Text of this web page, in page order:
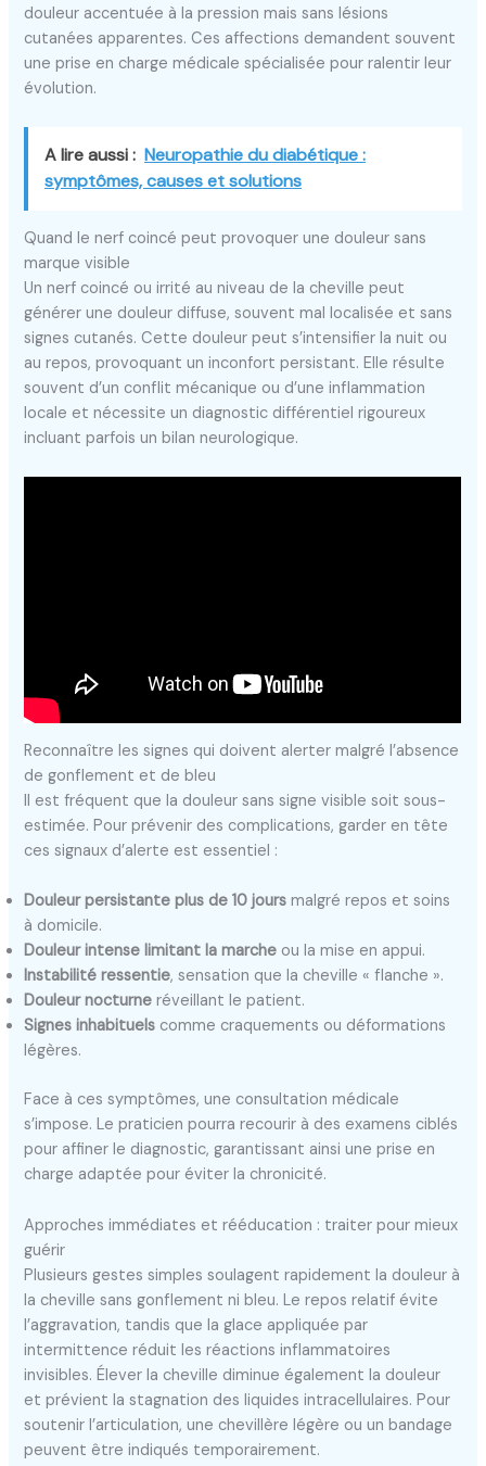
douleur accentuée à la pression mais sans lésions
cutanées apparentes. Ces affections demandent souvent
une prise en charge médicale spécialisée pour ralentir leur
évolution.
A lire aussi : Neuropathie du diabétique :
symptômes, causes et solutions
Quand le nerf coincé peut provoquer une douleur sans
marque visible
Un nerf coincé ou irrité au niveau de la cheville peut
générer une douleur diffuse, souvent mal localisée et sans
signes cutanés. Cette douleur peut s’intensifier la nuit ou
au repos, provoquant un inconfort persistant. Elle résulte
souvent d’un conflit mécanique ou d’une inflammation
locale et nécessite un diagnostic différentiel rigoureux
incluant parfois un bilan neurologique.
Reconnaître les signes qui doivent alerter malgré l’absence
de gonflement et de bleu
Il est fréquent que la douleur sans signe visible soit sous-
estimée. Pour prévenir des complications, garder en tête
ces signaux d’alerte est essentiel :
Douleur persistante plus de 10 jours malgré repos et soins
à domicile.
Douleur intense limitant la marche ou la mise en appui.
Instabilité ressentie, sensation que la cheville « flanche ».
Douleur nocturne réveillant le patient.
Signes inhabituels comme craquements ou déformations
légères.
Face à ces symptômes, une consultation médicale
s’impose. Le praticien pourra recourir à des examens ciblés
pour affiner le diagnostic, garantissant ainsi une prise en
charge adaptée pour éviter la chronicité.
Approches immédiates et rééducation : traiter pour mieux
guérir
Plusieurs gestes simples soulagent rapidement la douleur à
la cheville sans gonflement ni bleu. Le repos relatif évite
l’aggravation, tandis que la glace appliquée par
intermittence réduit les réactions inflammatoires
invisibles. Élever la cheville diminue également la douleur
et prévient la stagnation des liquides intracellulaires. Pour
soutenir l’articulation, une chevillère légère ou un bandage
peuvent être indiqués temporairement.